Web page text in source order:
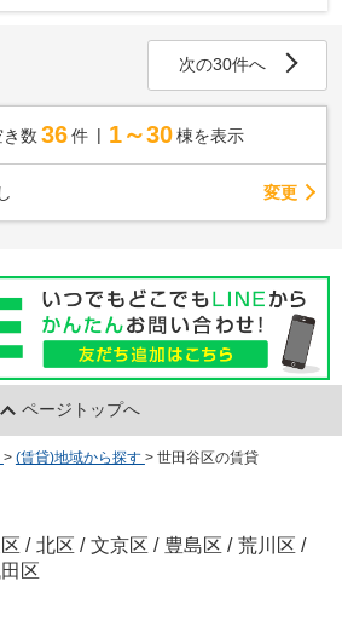
次の30件へ
き数 36 件 1～30 棟を表示
変更
ページトップへ
> (賃貸)地域から探す > 世田谷区の賃貸
/ 北区 / 文京区 / 豊島区 / 荒川区 /
区